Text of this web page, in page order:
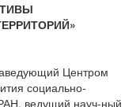
Центром
социально-
ведущий науч-ный